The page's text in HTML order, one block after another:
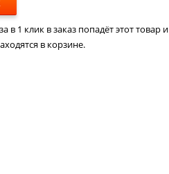
в 1 клик в заказ попадёт этот товар и
в корзине.